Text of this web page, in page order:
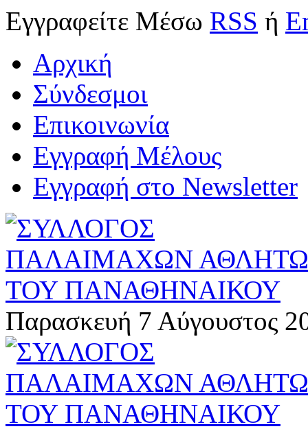
Εγγραφείτε Μέσω RSS ή
Αρχική
Σύνδεσμοι
Επικοινωνία
Εγγραφή Μέλους
Εγγραφή στο Newsletter
Παρασκευή 7 Αύγουστος